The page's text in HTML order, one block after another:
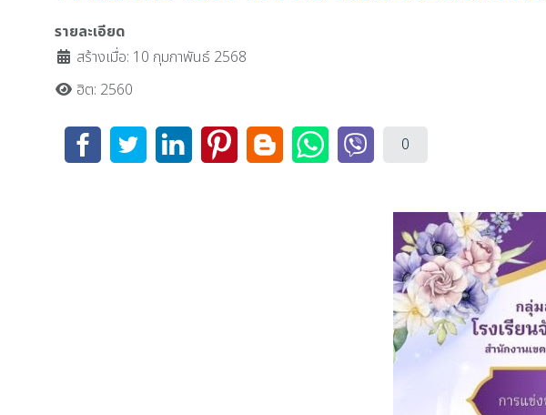
รายละเอียด
สร้างเมื่อ: 10 กุมภาพันธ์ 2568
ฮิต: 2560
0